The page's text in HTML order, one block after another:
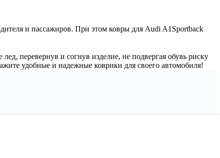
и пассажиров. При этом ковры для Audi A1Sportback
перевернув и согнув изделие, не подвергая обувь риску
удобные и надежные коврики для своего автомобиля!